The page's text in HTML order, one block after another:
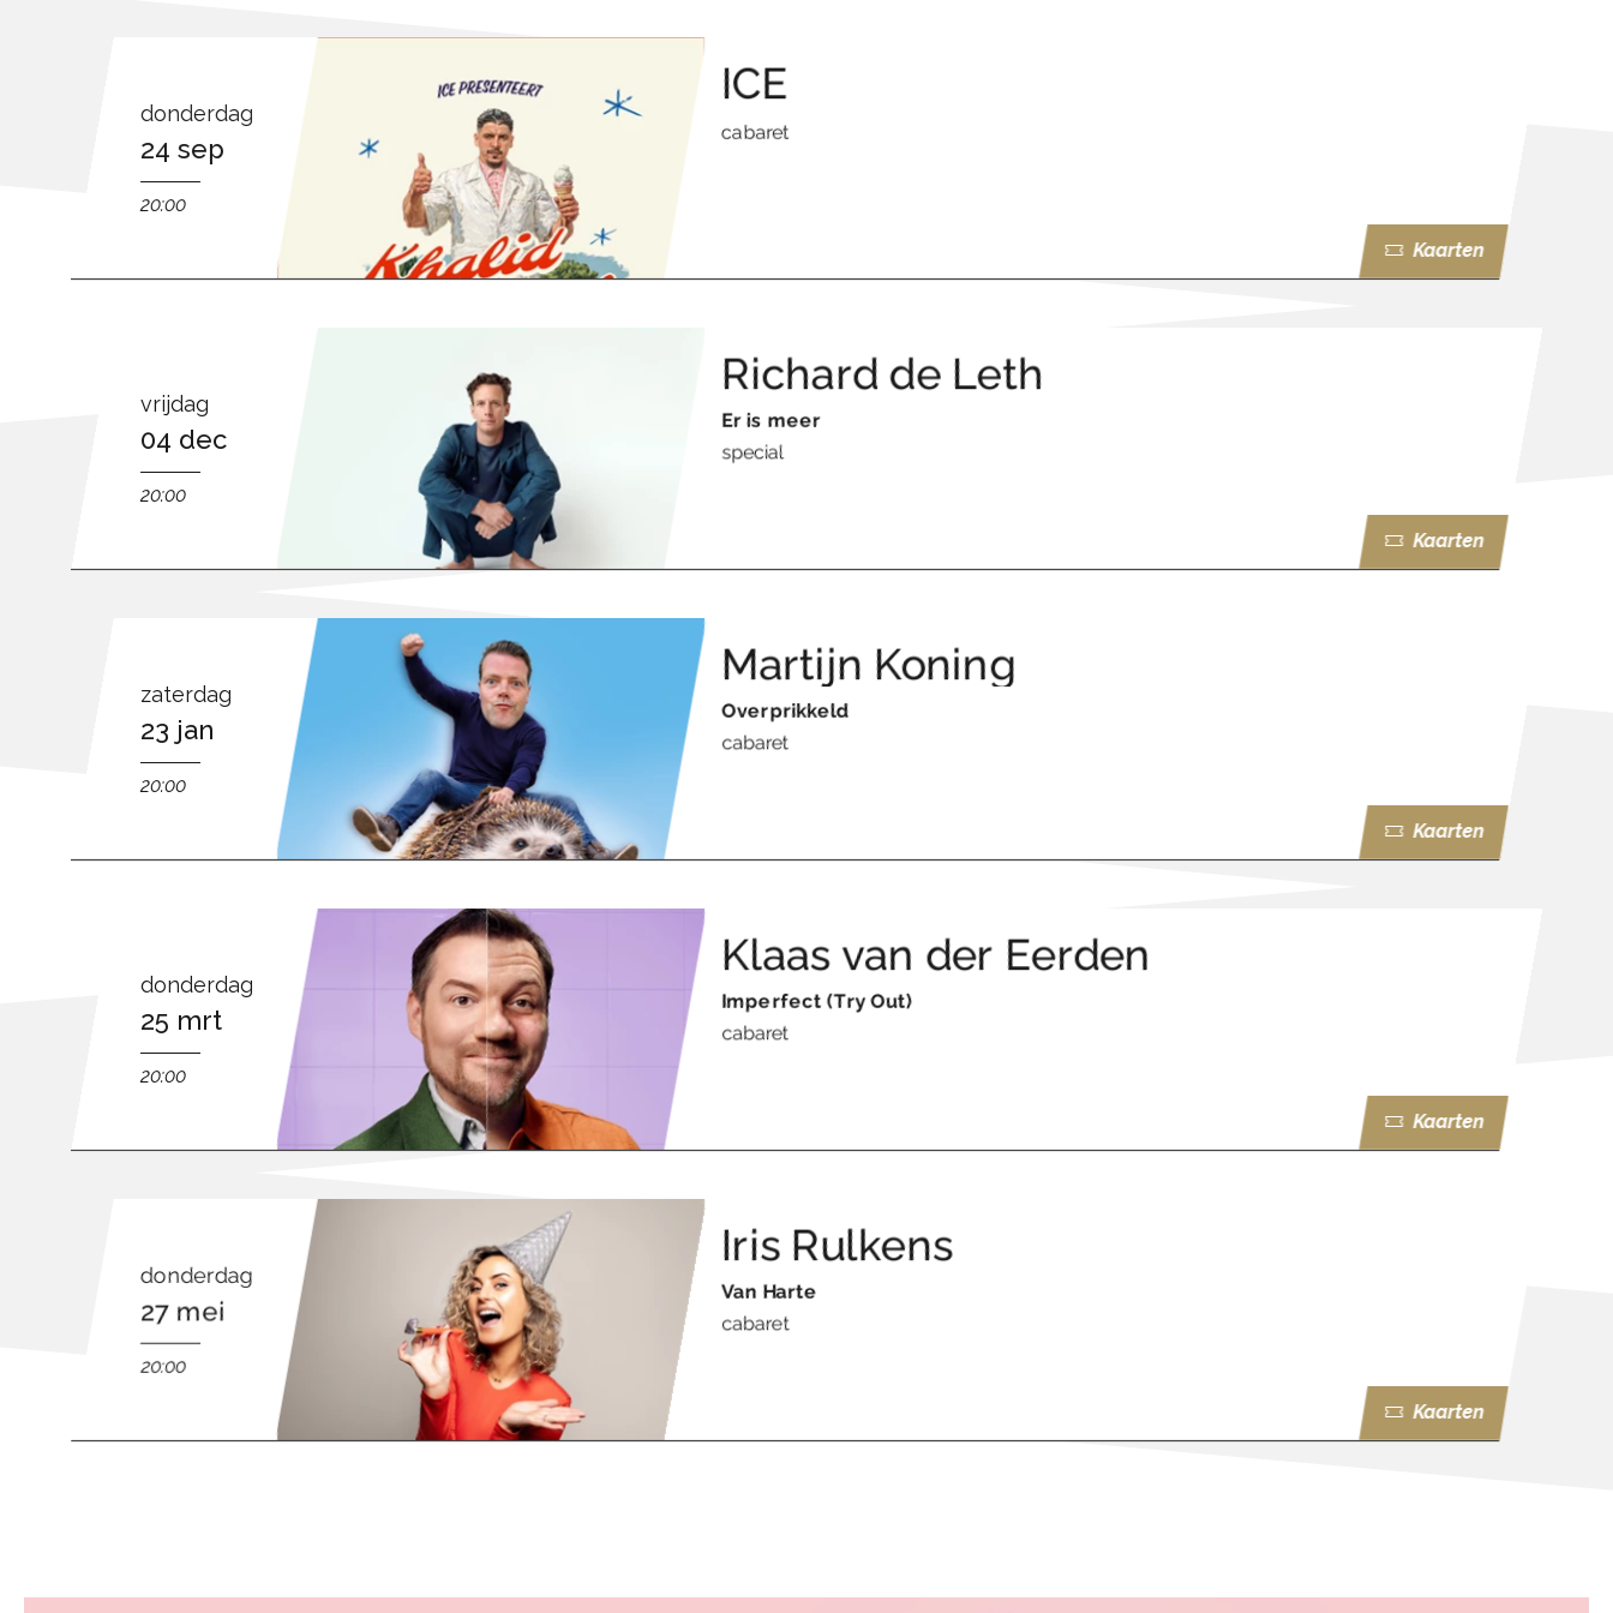
donderdag
24 sep
20:00
ICE
cabaret
Kaarten
vrijdag
04 dec
20:00
Richard de Leth
Er is meer
special
Kaarten
zaterdag
23 jan
20:00
Martijn Koning
Overprikkeld
cabaret
Kaarten
donderdag
25 mrt
20:00
Klaas van der Eerden
Imperfect (Try Out)
cabaret
Kaarten
donderdag
27 mei
20:00
Iris Rulkens
Van Harte
cabaret
Kaarten